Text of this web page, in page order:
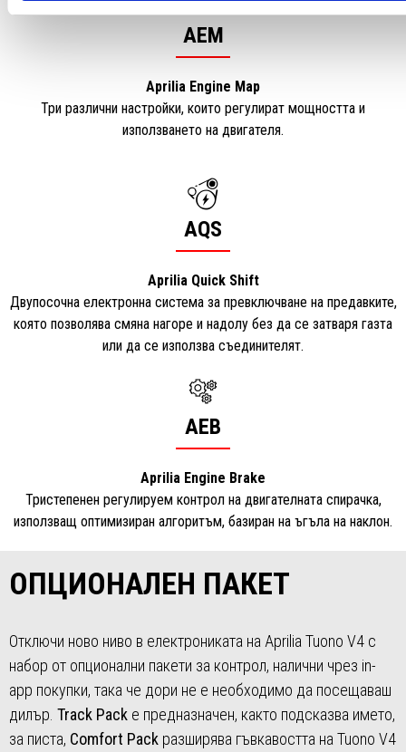
AEM
Aprilia Engine Map
Три различни настройки, които регулират мощността и
използването на двигателя.
AQS
Aprilia Quick Shift
Двупосочна електронна система за превключване на предавките,
която позволява смяна нагоре и надолу без да се затваря газта
или да се използва съединителят.
AEB
Aprilia Engine Brake
Тристепенен регулируем контрол на двигателната спирачка,
използващ оптимизиран алгоритъм, базиран на ъгъла на наклон.
ОПЦИОНАЛЕН ПАКЕТ
Отключи ново ниво в електрониката на Aprilia Tuono V4 с
набор от опционални пакети за контрол, налични чрез in-
app покупки, така че дори не е необходимо да посещаваш
дилър. Track Pack е предназначен, както подсказва името,
за писта, Comfort Pack разширява гъвкавостта на Tuono V4